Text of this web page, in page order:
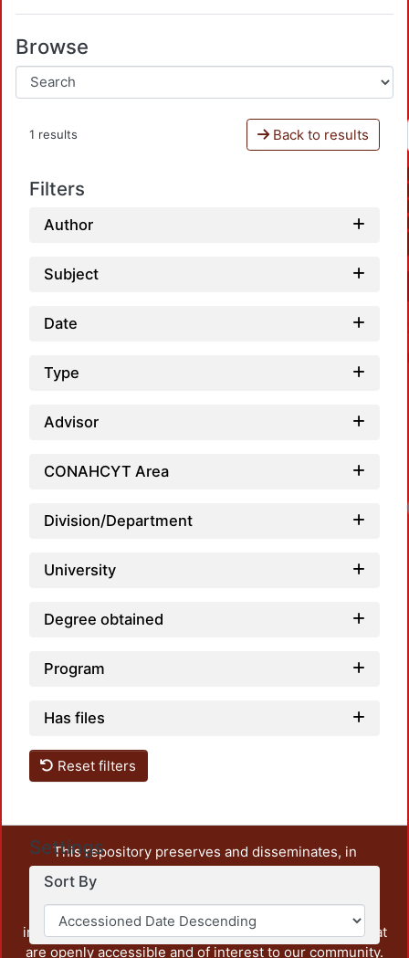
Browse
1 results Back to results
Filters
Author
Subject
Date
Type
Advisor
CONAHCYT Area
Division/Department
University
Degree obtained
Program
Has files
Reset filters
Settings
Sort By
This repository preserves and disseminates, in
unrestricted open access, the teaching and research
output of UAM Azcapotzalco. It also includes some
administrative and graphic documents from the
institution, as well as content from other institutions that
are openly accessible and of interest to our community.